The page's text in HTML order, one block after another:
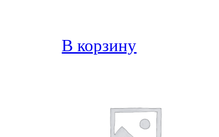
В корзину